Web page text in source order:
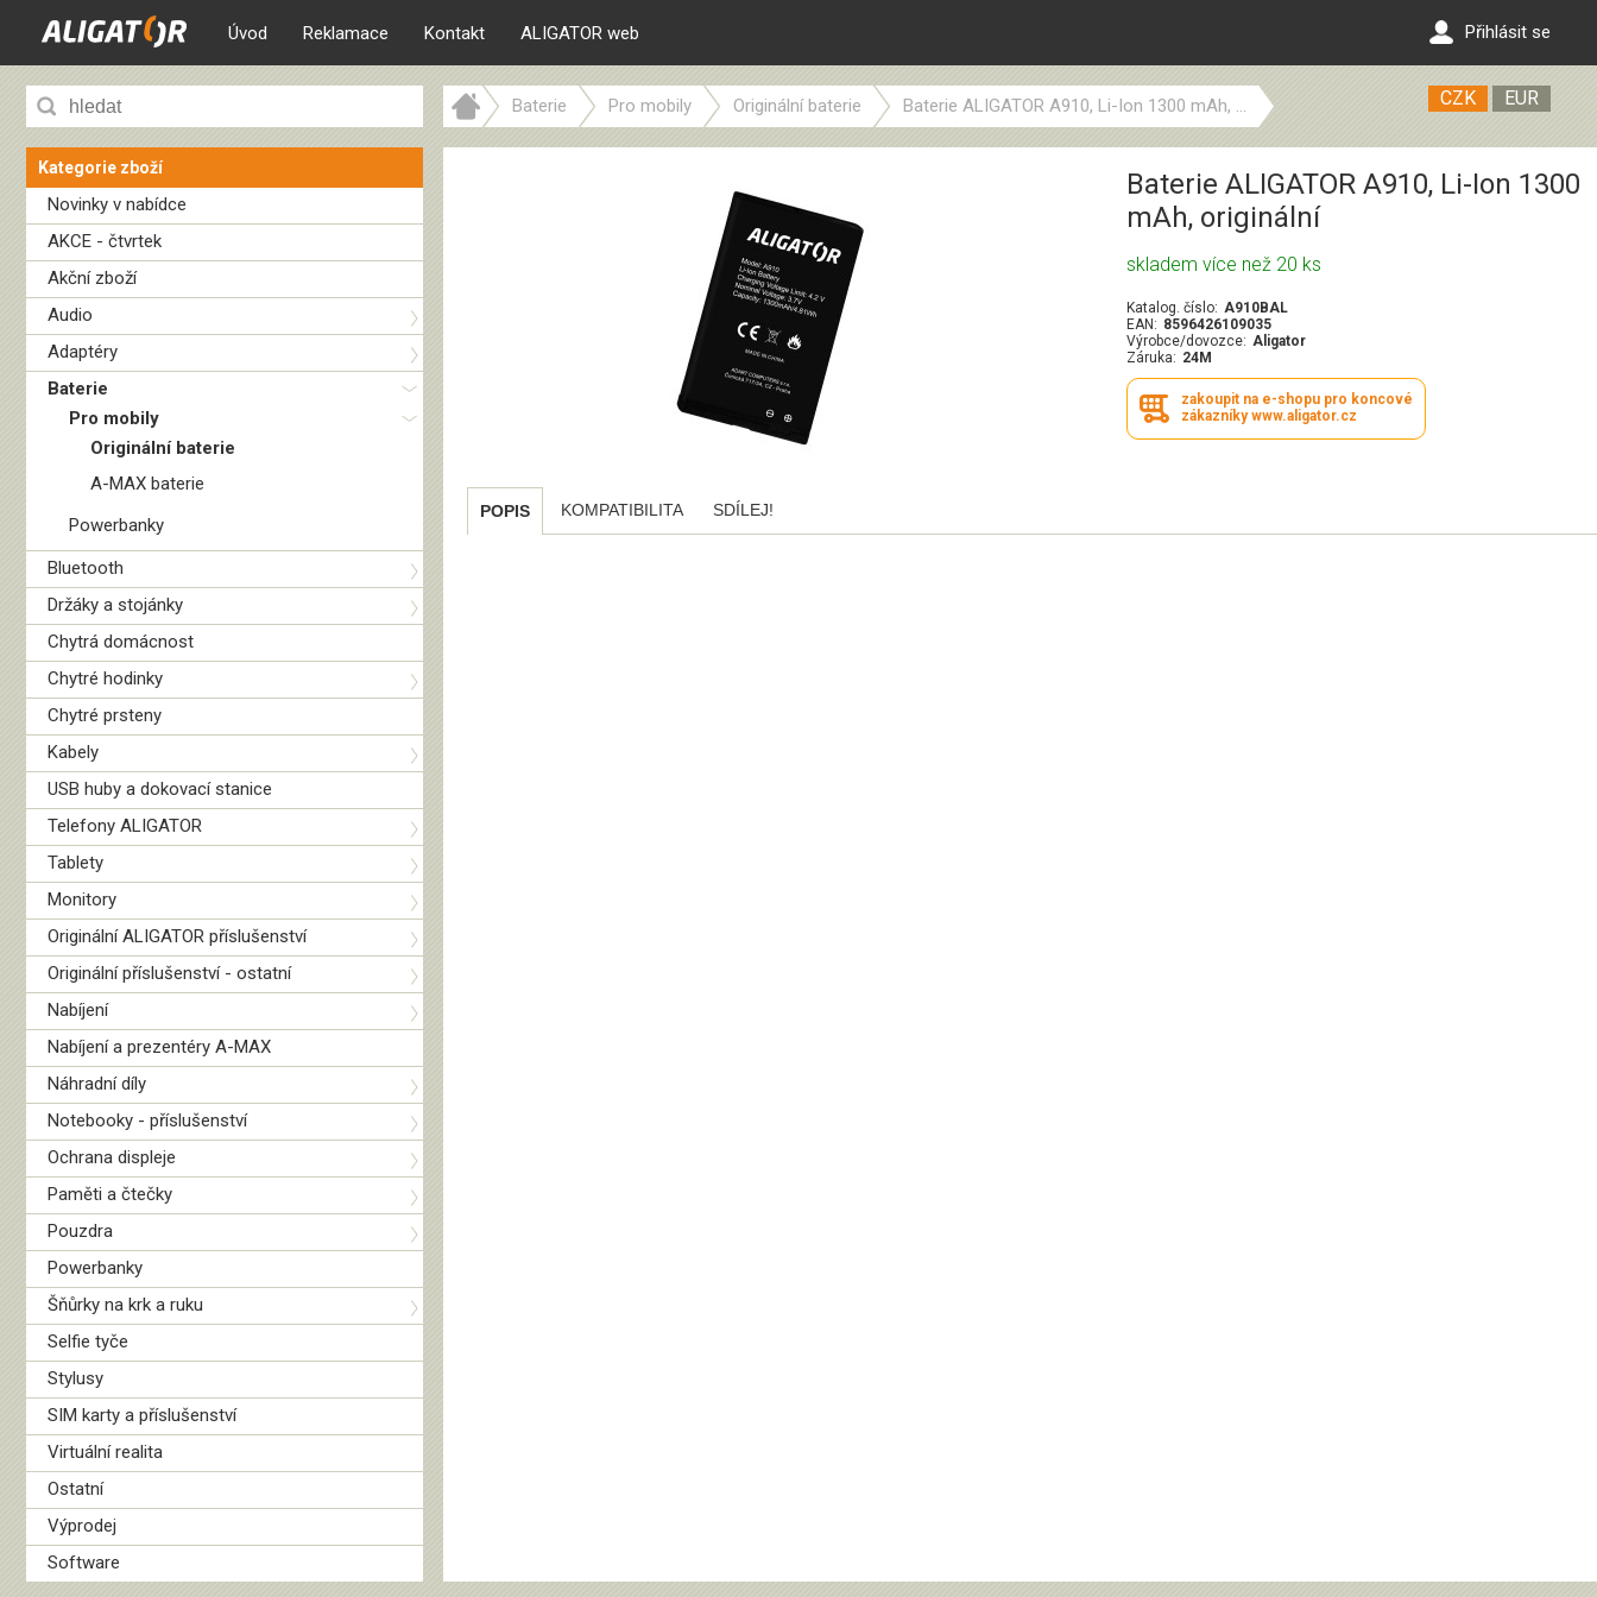
Úvod Reklamace Kontakt ALIGATOR web Přihlásit se
Kategorie zboží
Novinky v nabídce
AKCE - čtvrtek
Akční zboží
Audio
Adaptéry
Baterie
Pro mobily
Originální baterie
A-MAX baterie
Powerbanky
Bluetooth
Držáky a stojánky
Chytrá domácnost
Chytré hodinky
Chytré prsteny
Kabely
USB huby a dokovací stanice
Telefony ALIGATOR
Tablety
Monitory
Originální ALIGATOR příslušenství
Originální příslušenství - ostatní
Nabíjení
Nabíjení a prezentéry A-MAX
Náhradní díly
Notebooky - příslušenství
Ochrana displeje
Paměti a čtečky
Pouzdra
Powerbanky
Šňůrky na krk a ruku
Selfie tyče
Stylusy
SIM karty a příslušenství
Virtuální realita
Ostatní
Výprodej
Software
Baterie Pro mobily Originální baterie Baterie ALIGATOR A910, Li-Ion 1300 mAh, ... CZK EUR
Baterie ALIGATOR A910, Li-Ion 1300
mAh, originální
skladem více než 20 ks
Katalog. číslo: A910BAL
EAN: 8596426109035
Výrobce/dovozce: Aligator
Záruka: 24M
zakoupit na e-shopu pro koncové
zákazníky www.aligator.cz
POPIS KOMPATIBILITA SDÍLEJ!